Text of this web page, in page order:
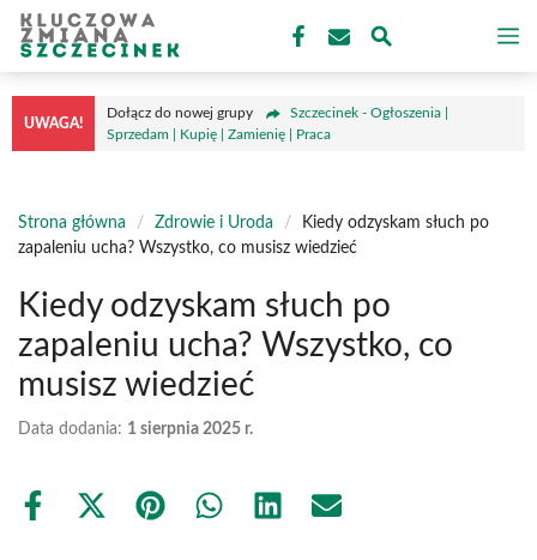
Przejdź
treści
UWAGA!
Dołącz do nowej grupy
Szczecinek - Ogłoszenia |
Sprzedam | Kupię | Zamienię | Praca
Strona główna / Zdrowie i Uroda /
Kiedy odzyskam słuch po
zapaleniu ucha? Wszystko, co musisz wiedzieć
Kiedy odzyskam słuch po
zapaleniu ucha? Wszystko, co
musisz wiedzieć
Data dodania: 1 sierpnia 2025 r.
Share
Share Share Share Share Share